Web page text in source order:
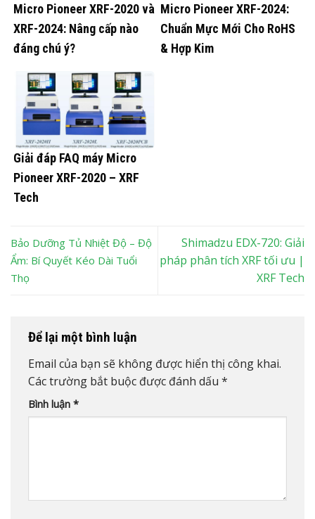
Micro Pioneer XRF-2020 và
XRF-2024: Nâng cấp nào
đáng chú ý?
Micro Pioneer XRF-2024:
Chuẩn Mực Mới Cho RoHS
& Hợp Kim
Giải đáp FAQ máy Micro
Pioneer XRF-2020 – XRF
Tech
Bảo Dưỡng Tủ Nhiệt Độ – Độ
Ẩm: Bí Quyết Kéo Dài Tuổi
Thọ
Shimadzu EDX-720: Giải
pháp phân tích XRF tối ưu |
XRF Tech
Để lại một bình luận
Email của bạn sẽ không được hiển thị công khai.
Các trường bắt buộc được đánh dấu *
Bình luận *